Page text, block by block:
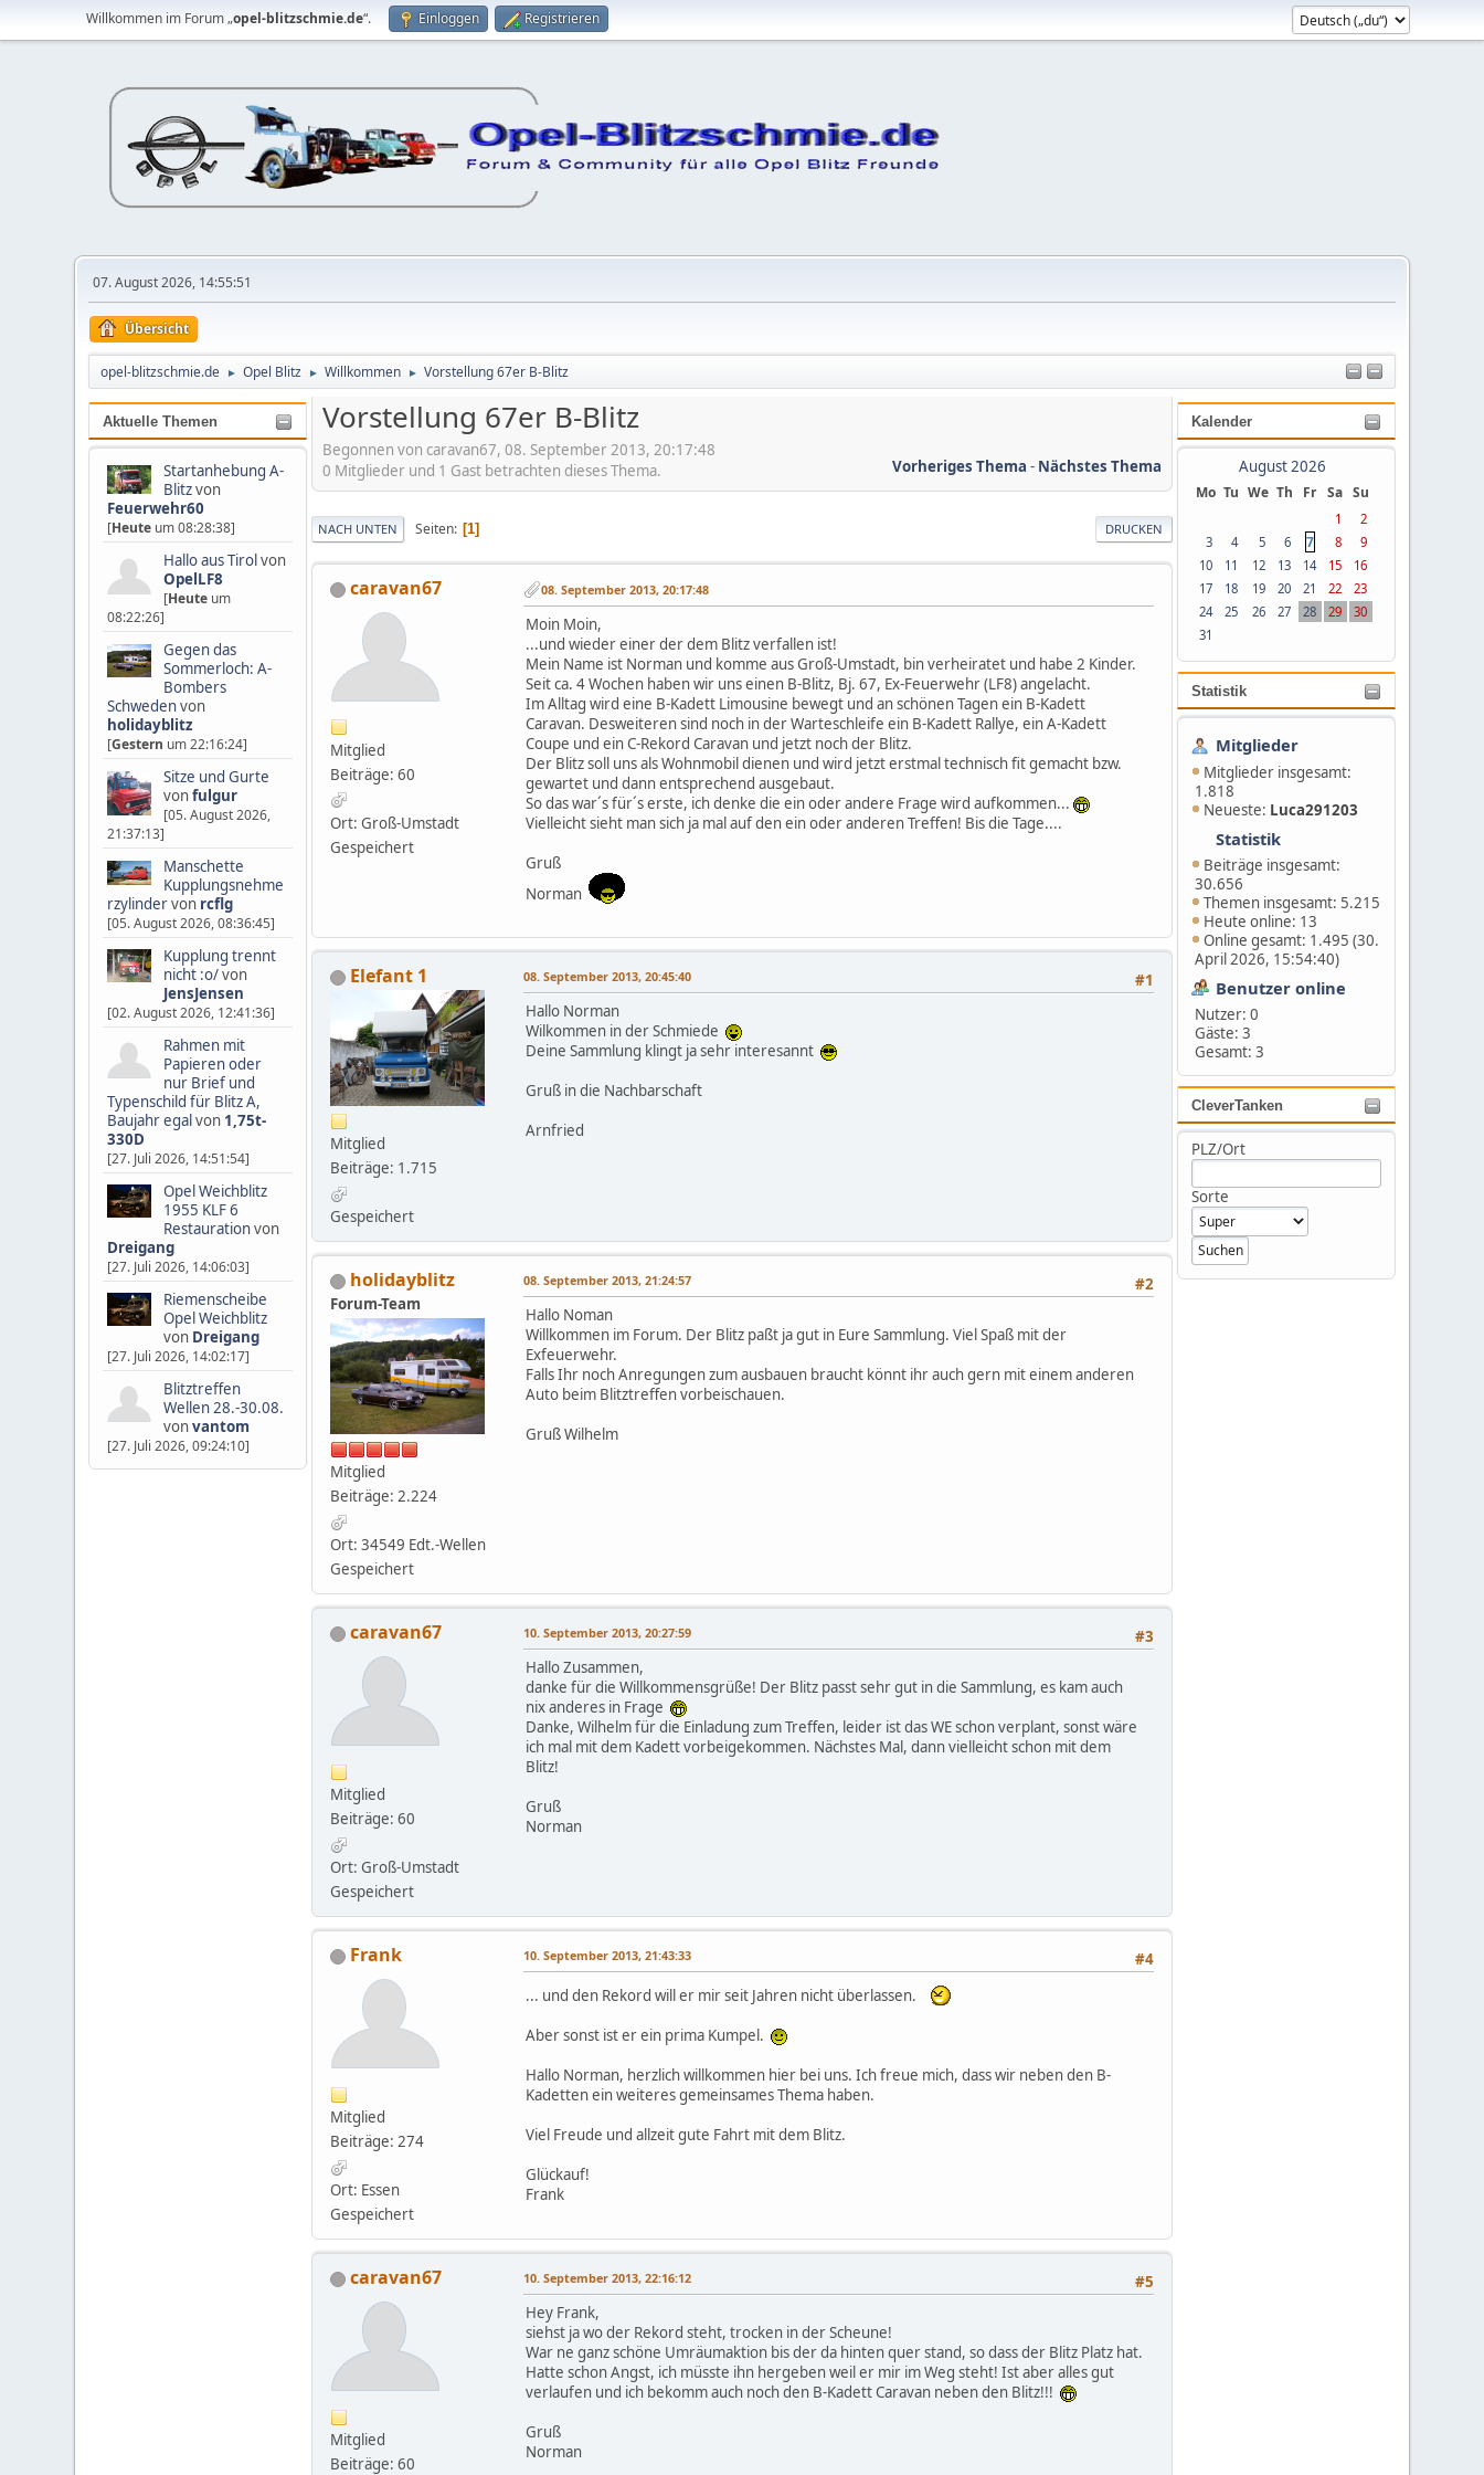
Willkommen im Forum „opel-blitzschmie.de“. Einloggen Registrieren
07. August 2026, 14:55:51
Übersicht
opel-blitzschmie.de ► Opel Blitz ► Willkommen ► Vorstellung 67er B-Blitz
Aktuelle Themen
Startanhebung A-
Blitzvon
Feuerwehr60
[Heute um 08:28:38]
Hallo aus Tirolvon
OpelLF8
[Heuteum
08:22:26]
Gegen das
Sommerloch: A-
Bombers
Schwedenvon
holidayblitz
[Gestern um 22:16:24]
Sitze und Gurte
vonfulgur
[05. August 2026,
21:37:13]
Manschette
Kupplungsnehme
rzylindervon rcflg
[05. August 2026, 08:36:45]
Kupplung trennt
nicht :o/von
JensJensen
[02. August 2026, 12:41:36]
Rahmen mit
Papieren oder
nur Brief und
Typenschild für Blitz A,
Baujahr egalvon 1,75t-
330D
[27. Juli 2026, 14:51:54]
Opel Weichblitz
1955 KLF 6
Restaurationvon
Dreigang
[27. Juli 2026, 14:06:03]
Riemenscheibe
Opel Weichblitz
von Dreigang
[27. Juli 2026, 14:02:17]
Blitztreffen
Wellen 28.-30.08.
vonvantom
[27. Juli 2026, 09:24:10]
Kalender
August 2026
Mo Tu We Th Fr Sa Su
1
2
3
4 5 6 7 8
9
10
11 12 13 14 15
16
17
18 19 20 21 22
23
24
25 26 27 28 29
30
31
Statistik
Mitglieder
Mitglieder insgesamt:
1.818
Neueste: Luca291203
Statistik
Beiträge insgesamt:
30.656
Themen insgesamt: 5.215
Heute online: 13
Online gesamt: 1.495 (30.
April 2026, 15:54:40)
Benutzer online
Nutzer: 0
Gäste: 3
Gesamt: 3
CleverTanken
PLZ/Ort
Sorte
Vorstellung 67er B-Blitz
Begonnen von caravan67, 08. September 2013, 20:17:48
Vorheriges Thema - Nächstes Thema
0 Mitglieder und 1 Gast betrachten dieses Thema.
DRUCKEN
NACH UNTEN Seiten 1
caravan67
Mitglied
Beiträge: 60
Ort: Groß-Umstadt
Gespeichert
08. September 2013, 20:17:48
Moin Moin,
...und wieder einer der dem Blitz verfallen ist!
Mein Name ist Norman und komme aus Groß-Umstadt, bin verheiratet und habe 2 Kinder.
Seit ca. 4 Wochen haben wir uns einen B-Blitz, Bj. 67, Ex-Feuerwehr (LF8) angelacht.
Im Alltag wird eine B-Kadett Limousine bewegt und an schönen Tagen ein B-Kadett
Caravan. Desweiteren sind noch in der Warteschleife ein B-Kadett Rallye, ein A-Kadett
Coupe und ein C-Rekord Caravan und jetzt noch der Blitz.
Der Blitz soll uns als Wohnmobil dienen und wird jetzt erstmal technisch fit gemacht bzw.
gewartet und dann entsprechend ausgebaut.
So das war´s für´s erste, ich denke die ein oder andere Frage wird aufkommen...
Vielleicht sieht man sich ja mal auf den ein oder anderen Treffen! Bis die Tage....
Gruß
Norman
Elefant 1
Mitglied
Beiträge: 1.715
Gespeichert
#1
08. September 2013, 20:45:40
Hallo Norman
Wilkommen in der Schmiede
Deine Sammlung klingt ja sehr interesannt
Gruß in die Nachbarschaft
Arnfried
holidayblitz
Forum-Team
Mitglied
Beiträge: 2.224
Ort: 34549 Edt.-Wellen
Gespeichert
#2
08. September 2013, 21:24:57
Hallo Noman
Willkommen im Forum. Der Blitz paßt ja gut in Eure Sammlung. Viel Spaß mit der
Exfeuerwehr.
Falls Ihr noch Anregungen zum ausbauen braucht könnt ihr auch gern mit einem anderen
Auto beim Blitztreffen vorbeischauen.
Gruß Wilhelm
caravan67
Mitglied
Beiträge: 60
Ort: Groß-Umstadt
Gespeichert
#3
10. September 2013, 20:27:59
Hallo Zusammen,
danke für die Willkommensgrüße! Der Blitz passt sehr gut in die Sammlung, es kam auch
nix anderes in Frage
Danke, Wilhelm für die Einladung zum Treffen, leider ist das WE schon verplant, sonst wäre
ich mal mit dem Kadett vorbeigekommen. Nächstes Mal, dann vielleicht schon mit dem
Blitz!
Gruß
Norman
Frank
Mitglied
Beiträge: 274
Ort: Essen
Gespeichert
#4
10. September 2013, 21:43:33
... und den Rekord will er mir seit Jahren nicht überlassen.
Aber sonst ist er ein prima Kumpel.
Hallo Norman, herzlich willkommen hier bei uns. Ich freue mich, dass wir neben den B-
Kadetten ein weiteres gemeinsames Thema haben.
Viel Freude und allzeit gute Fahrt mit dem Blitz.
Glückauf!
Frank
caravan67
Mitglied
Beiträge: 60
#5
10. September 2013, 22:16:12
Hey Frank,
siehst ja wo der Rekord steht, trocken in der Scheune!
War ne ganz schöne Umräumaktion bis der da hinten quer stand, so dass der Blitz Platz hat.
Hatte schon Angst, ich müsste ihn hergeben weil er mir im Weg steht! Ist aber alles gut
verlaufen und ich bekomm auch noch den B-Kadett Caravan neben den Blitz!!!
Gruß
Norman